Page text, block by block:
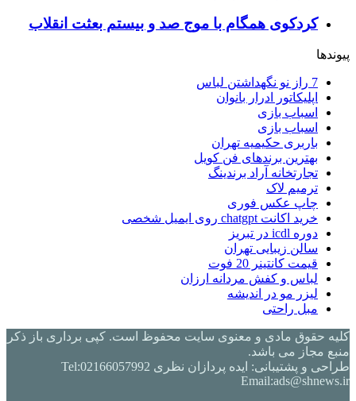
کردکوی همگام با موج صد و بیستم بعثت انقلاب
پیوندها
7 راز نو نگهداشتن لباس
اپلیکاتور ادرار بانوان
اسباب بازی
اسباب بازی
باربری حکیمیه تهران
بهترین برندهای فن کویل
تجارتخانه آراد برندینگ
ترمیم لاک
چاپ عکس فوری
خرید اکانت chatgpt روی ایمیل شخصی
دوره icdl در تبریز
سالن زیبایی تهران
قیمت کانتینر 20 فوت
لباس و کفش مردانه ارزان
لیزر مو در اندیشه
مبل راحتی
کلیه حقوق مادی و معنوی سایت محفوظ است. کپی برداری باز ذکر
منبع مجاز می باشد.
طراحی و پشتیبانی: ایده پردازان نظری Tel:02166057992
Email:ads@shnews.ir